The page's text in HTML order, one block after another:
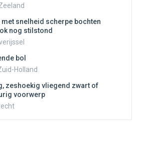
met snelheid scherpe bochten
nog stilstond
bol
Holland
zeshoekig vliegend zwart of
voorwerp